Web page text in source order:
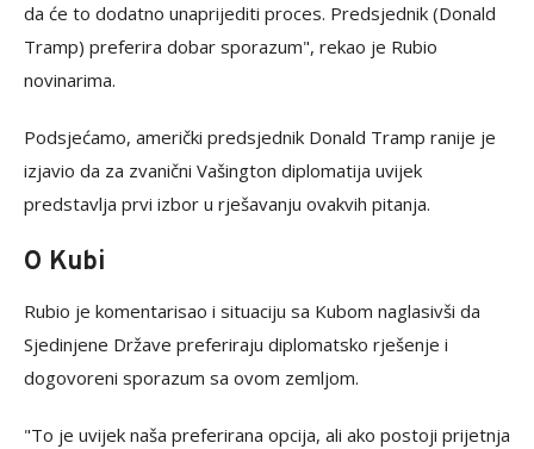
da će to dodatno unaprijediti proces. Predsjednik (Donald
Tramp) preferira dobar sporazum", rekao je Rubio
novinarima.
Podsjećamo, američki predsjednik Donald Tramp ranije je
izjavio da za zvanični Vašington diplomatija uvijek
predstavlja prvi izbor u rješavanju ovakvih pitanja.
O Kubi
Rubio je komentarisao i situaciju sa Kubom naglasivši da
Sjedinjene Države preferiraju diplomatsko rješenje i
dogovoreni sporazum sa ovom zemljom.
"To je uvijek naša preferirana opcija, ali ako postoji prijetnja